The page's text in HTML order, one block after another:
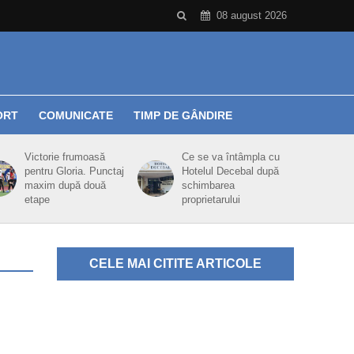
08 august 2026
COMUNICATE TIMP DE GÂNDIRE
Victorie frumoasă
pentru Gloria. Punctaj
maxim după două
etape
Ce se va întâmpla cu
Hotelul Decebal după
schimbarea
proprietarului
CELE MAI CITITE ARTICOLE